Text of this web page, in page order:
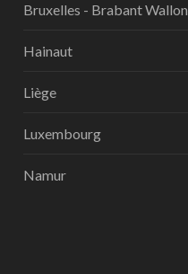
Bruxelles - Brabant Wallon
Hainaut
Liège
Luxembourg
Namur